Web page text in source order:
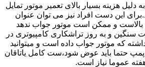
دلیل هزینه بسیار بالای تعمیر موتور تمایل
این دست افراد نیز می توان عنوان
و ممکن است موتور جواب ندهد
سنگین و به روز تراشکاری کامپیوتری در
که موتور جواب داده است و میتوانید
پمپ حتما باید عوض شود،ست کامل یاتاقان
عموما نیاز است.